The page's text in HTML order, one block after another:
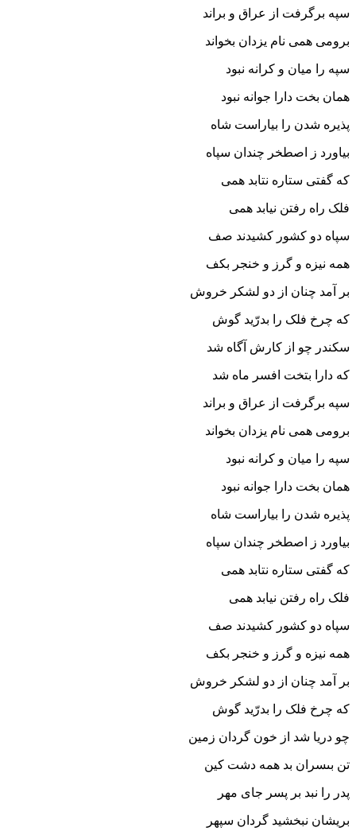
سپه برگرفت از عراق و براند
برومى همى نام یزدان بخواند
سپه را میان و کرانه نبود
همان بخت دارا جوانه نبود
پذیره شدن را بیاراست شاه
بیاورد ز اصطخر چندان سپاه‏
که گفتى ستاره نتابد همى
فلک راه رفتن نیابد همى‏
سپاه دو کشور کشیدند صف
همه نیزه و گرز و خنجر بکف‏
بر آمد چنان از دو لشکر خروش
که چرخ فلک را بدرّید گوش‏
سکندر چو از کارش آگاه شد
که دارا بتخت افسر ماه شد
سپه برگرفت از عراق و براند
برومى همى نام یزدان بخواند
سپه را میان و کرانه نبود
همان بخت دارا جوانه نبود
پذیره شدن را بیاراست شاه
بیاورد ز اصطخر چندان سپاه‏
که گفتى ستاره نتابد همى
فلک راه رفتن نیابد همى‏
سپاه دو کشور کشیدند صف
همه نیزه و گرز و خنجر بکف‏
بر آمد چنان از دو لشکر خروش
که چرخ فلک را بدرّید گوش‏
چو دریا شد از خون گردان زمین
تن بى‏سران بد همه دشت کین‏
پدر را نبد بر پسر جاى مهر
بریشان نبخشید گردان سپهر